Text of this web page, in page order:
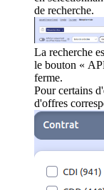
de recherche.
La recherche
le bouton «
ferme.
Pour certains
d'offres